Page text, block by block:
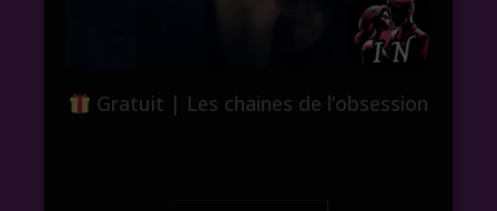
Gratuit | Les chaines de l’obsession